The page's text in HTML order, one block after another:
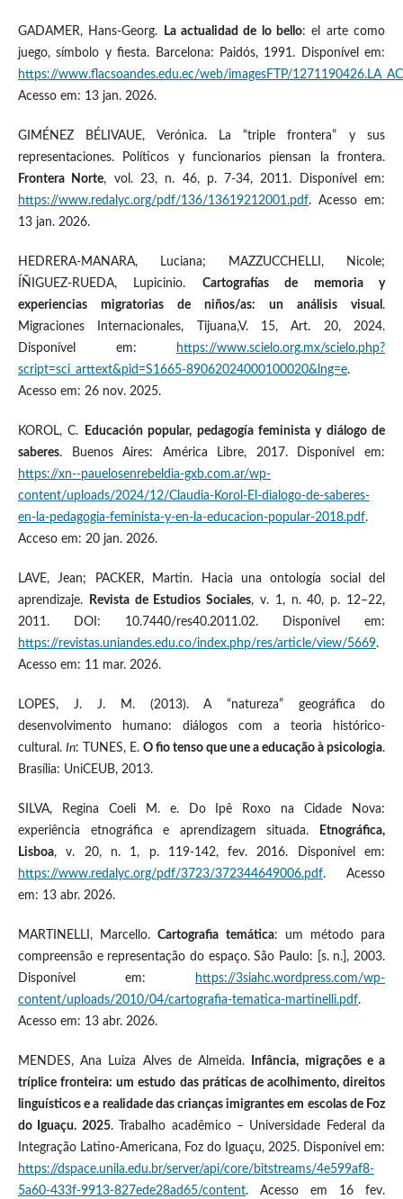
GADAMER, Hans-Georg. La actualidad de lo bello: el arte como
juego, símbolo y fiesta. Barcelona: Paidós, 1991. Disponível em:
https://www.flacsoandes.edu.ec/web/imagesFTP/
Acesso em: 13 jan. 2026.
GIMÉNEZ BÉLIVAUE, Verónica. La “triple frontera” y sus
representaciones. Políticos y funcionarios piensan la frontera.
Frontera Norte, vol. 23, n. 46, p. 7-34, 2011. Disponível em:
https://www.redalyc.org/pdf/136/13619212001.pdf. Acesso em:
13 jan. 2026.
HEDRERA-MANARA, Luciana; MAZZUCCHELLI, Nicole;
ÍÑIGUEZ-RUEDA, Lupicinio. Cartografías de memoria y
experiencias migratorias de niños/as: un análisis visual .
Migraciones Internacionales, Tijuana,V. 15, Art. 20, 2024.
Disponível em:
https://www.scielo.org.mx/scielo.php?
script=sci_arttext&pid=S1665-89062024000100020&lng=e.
Acesso em: 26 nov. 2025.
KOROL, C.
Educación popular, pedagogía feminista y diálogo de
saberes. Buenos Aires: América Libre, 2017. Disponível em:
https://xn--pauelosenrebeldia-gxb.com.ar/wp-
content/uploads/2024/12/Claudia-Korol-El-dialogo-de-saberes-
en-la-pedagogia-feminista-y-en-la-educacion-popular-2018.pdf.
Acceso em: 20 jan. 2026.
LAVE, Jean; PACKER, Martin. Hacia una ontología social del
aprendizaje.
Revista de Estudios Sociales, v. 1, n. 40, p. 12–22,
2011. DOI: 10.7440/res40.2011.02. Disponível em:
https://revistas.uniandes.edu.co/index.php/res/article/view/5669.
Acesso em: 11 mar. 2026.
LOPES, J. J. M. (2013). A “natureza” geográfica do
desenvolvimento humano: diálogos com a teoria histórico-
cultural. In: TUNES, E. O fio tenso que une a educação à psicologia.
Brasília: UniCEUB, 2013.
SILVA, Regina Coeli M. e. Do Ipê Roxo na Cidade Nova:
experiência etnográfica e aprendizagem situada.
Etnográfica,
Lisboa, v. 20, n. 1, p. 119-142, fev. 2016. Disponível em:
https://www.redalyc.org/pdf/3723/372344649006.pdf. Acesso
em: 13 abr. 2026.
MARTINELLI, Marcello.Cartografia temática: um método para
compreensão e representação do espaço. São Paulo: [s. n.], 2003.
Disponível em:
https://3siahc.wordpress.com/wp-
content/uploads/2010/04/cartografia-tematica-martinelli.pdf.
Acesso em: 13 abr. 2026.
MENDES, Ana Luiza Alves de Almeida.
Infância, migrações e a
tríplice fronteira: um estudo das práticas de acolhimento, direitos
linguísticos e a realidade das crianças imigrantes em escolas de Foz
do Iguaçu. 2025. Trabalho acadêmico – Universidade Federal da
Integração Latino-Americana, Foz do Iguaçu, 2025. Disponível em:
https://dspace.unila.edu.br/server/api/core/bitstreams/4e599af8-
5a60-433f-9913-827ede28ad65/content. Acesso em 16 fev.